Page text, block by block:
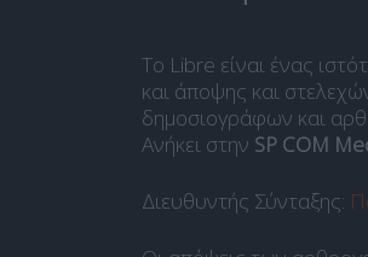
Το Libre είναι ένας
και άποψης και
δημοσιογράφων και
Ανήκει στην SP COM
Διευθυντής Σύνταξης: